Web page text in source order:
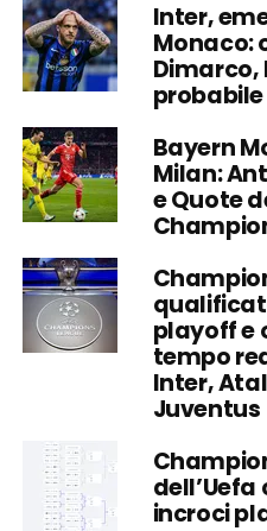
Inter,
Monaco:
Dimarco,
Bayern
Milan:
e Quote
playoff e
tempo
Inter,
Juventus
dell’Uefa
incroci